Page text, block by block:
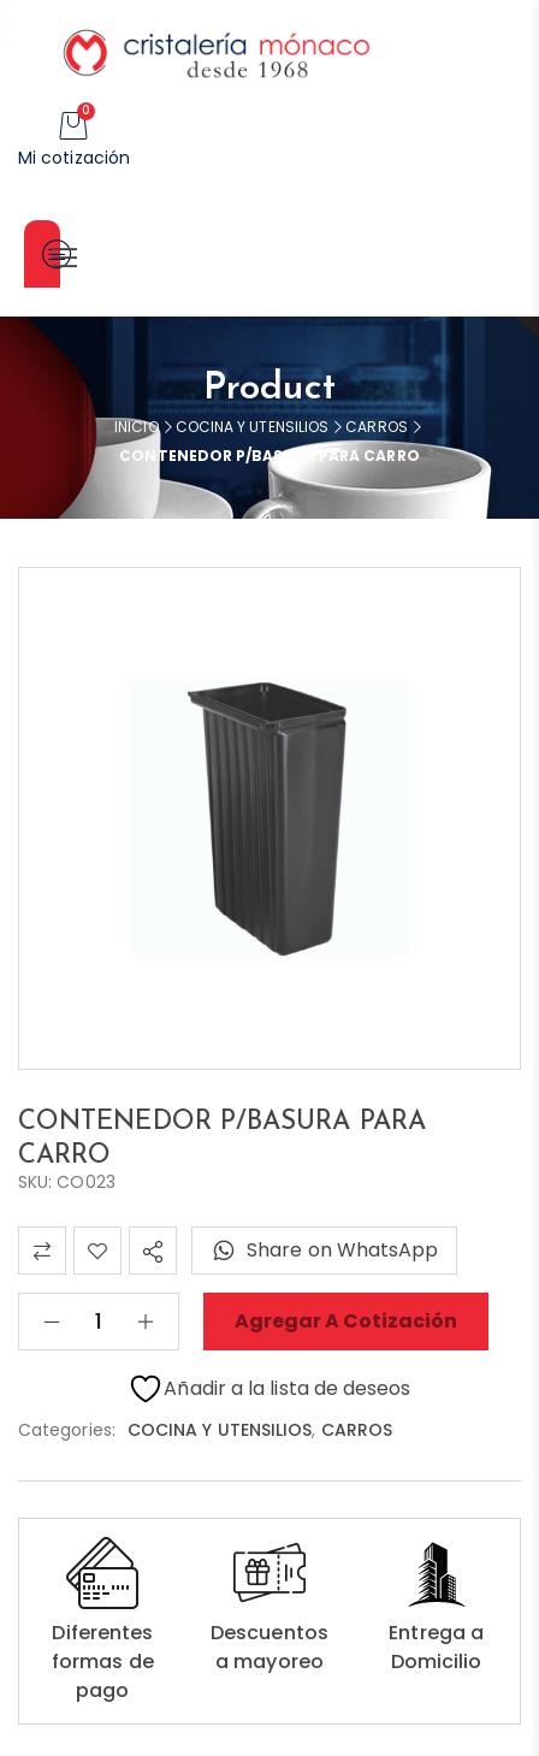
0
Mi cotización
Categorías
Product
INICIO COCINA Y UTENSILIOS
CARROS
CONTENEDOR P/BASURA PARA CARRO
CONTENEDOR P/BASURA PARA
CARRO
SKU: CO023
Agregar A Cotización
Share on WhatsApp
Añadir a la lista de deseos
Categories: COCINA Y UTENSILIOS, CARROS
Diferentes
formas de
pago
Descuentos
a mayoreo
Entrega a
Domicilio